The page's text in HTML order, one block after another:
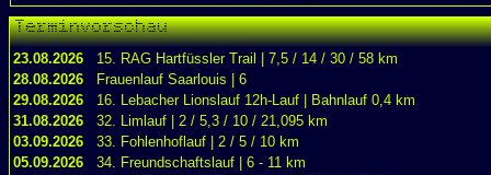
Terminvorschau
23.08.2026
15. RAG Hartfüssler Trail | 7,5 / 14 / 30 / 58 km
28.08.2026
Frauenlauf Saarlouis | 6
29.08.2026
16. Lebacher Lionslauf 12h-Lauf | Bahnlauf 0,4 km
31.08.2026
32. Limlauf | 2 / 5,3 / 10 / 21,095 km
03.09.2026
33. Fohlenhoflauf | 2 / 5 / 10 km
05.09.2026
34. Freundschaftslauf | 6 - 11 km